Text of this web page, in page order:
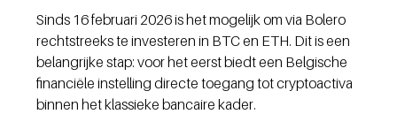
Sinds 16 februari 2026 is het mogelijk om via Bolero
rechtstreeks te investeren in BTC en ETH. Dit is een
belangrijke stap: voor het eerst biedt een Belgische
financiële instelling directe toegang tot cryptoactiva
binnen het klassieke bancaire kader.